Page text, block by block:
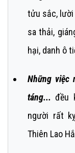
tửu sắc, lười
sa thải,
hại, danh ô
Những việc
táng... đều
người rất
Thiên Lao